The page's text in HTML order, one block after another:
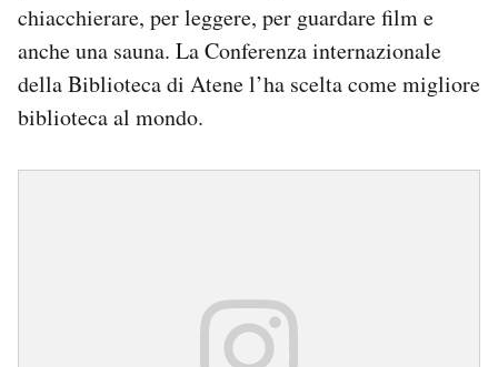
chiacchierare, per leggere, per guardare film e
anche una sauna. La Conferenza internazionale
della Biblioteca di Atene l’ha scelta come migliore
biblioteca al mondo.